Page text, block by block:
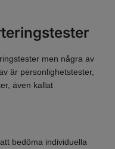
men några av
är personlighetstester,
även kallat
bedöma individuella